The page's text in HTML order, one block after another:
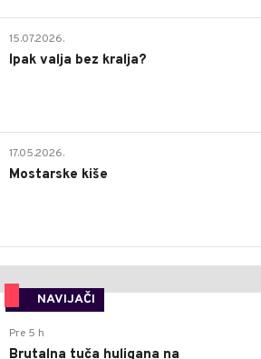
15.07.2026.
Ipak valja bez kralja?
17.05.2026.
Mostarske kiše
NAVIJAČI
Pre 5 h
Brutalna tuča huligana na